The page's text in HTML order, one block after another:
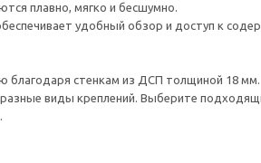
плавно, мягко и бесшумно.
удобный обзор и доступ к
благодаря стенкам из ДСП толщиной 18 мм.
виды креплений. Выберите